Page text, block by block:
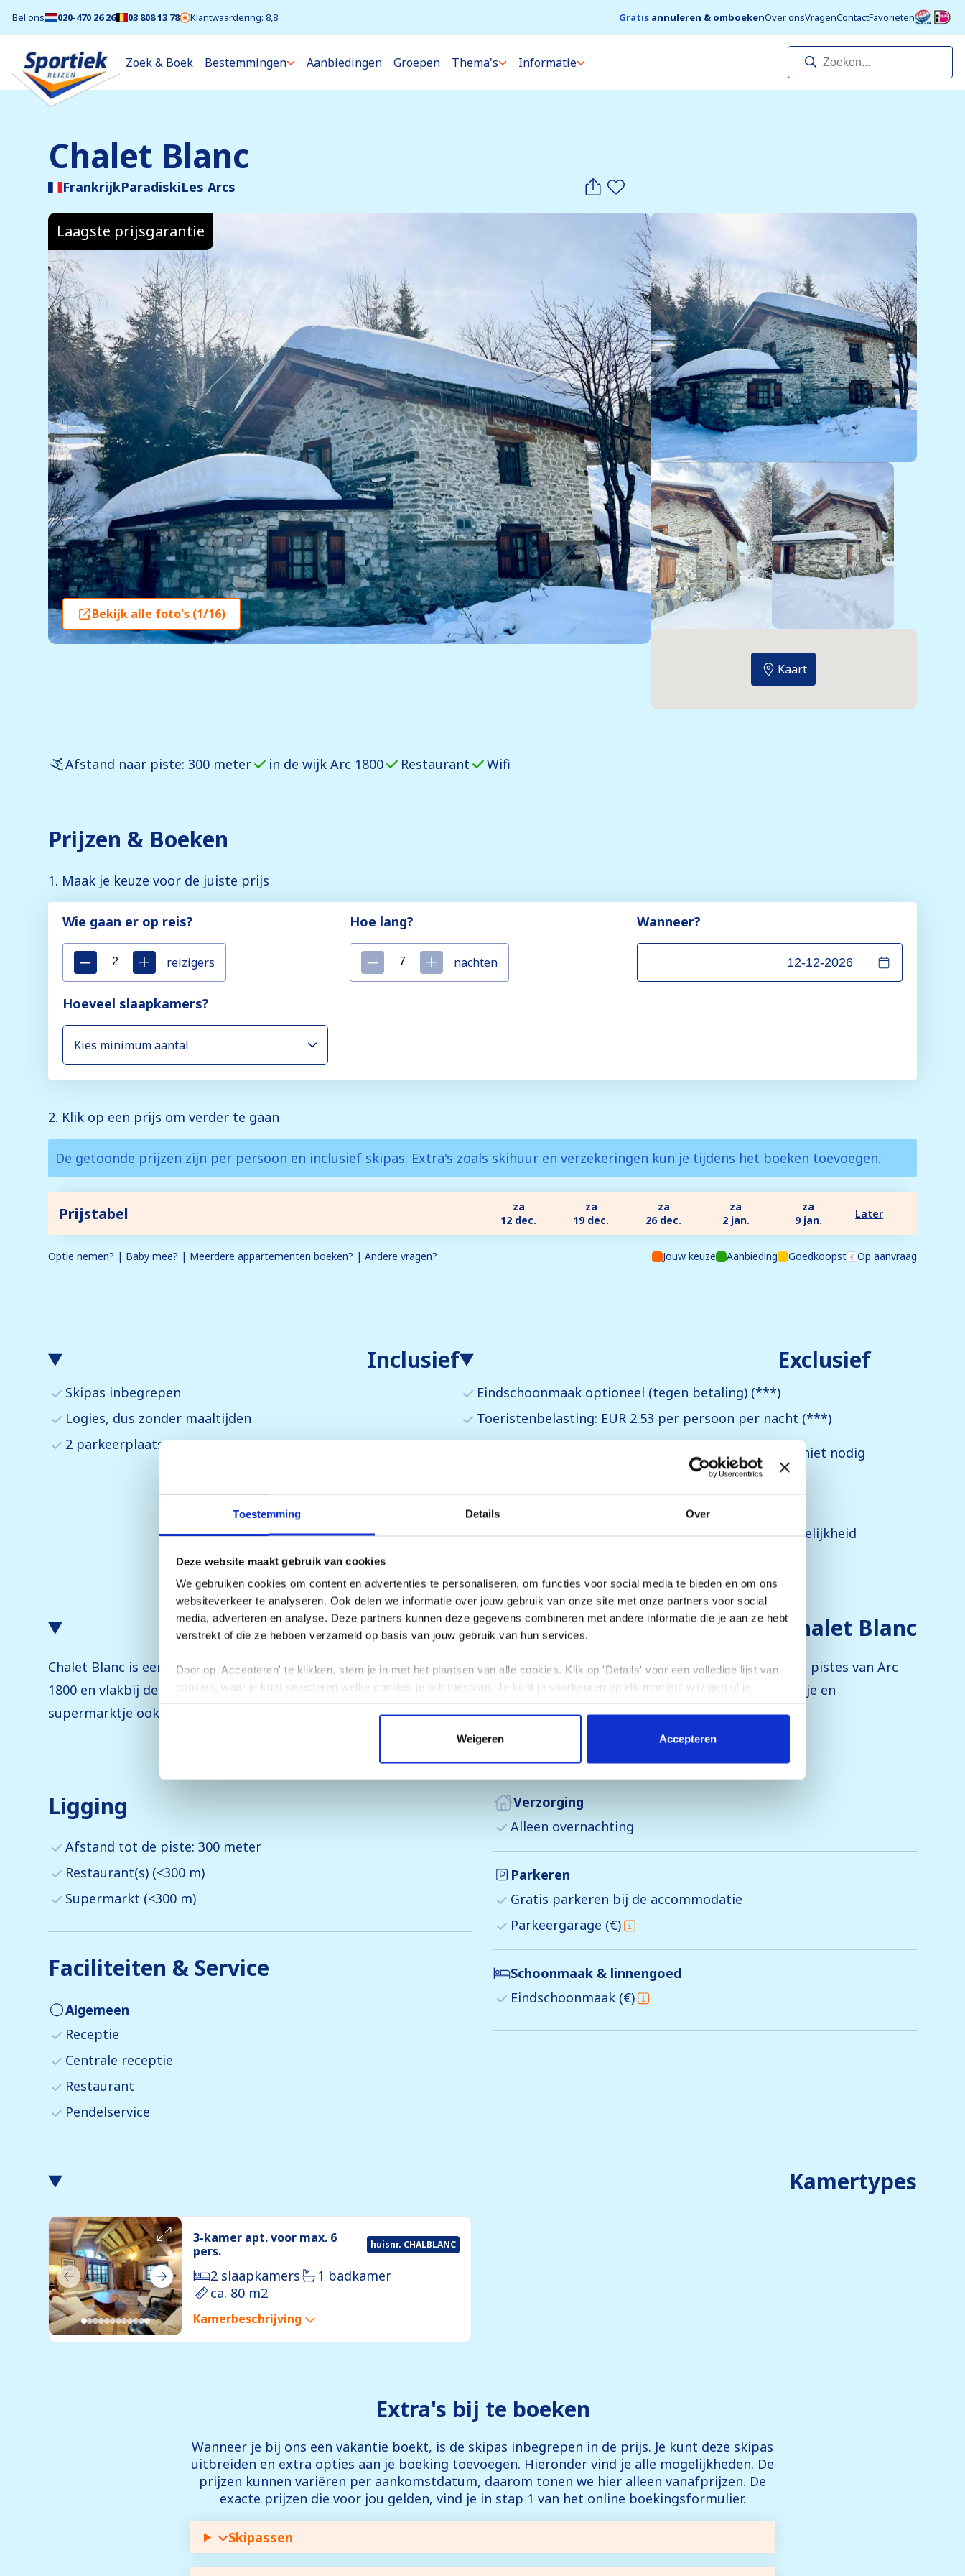
Toestemming Details Over
Deze website maakt gebruik van cookies
We gebruiken cookies om content en advertenties te personaliseren, om functies voor social media te bieden en om ons
websiteverkeer te analyseren. Ook delen we informatie over jouw gebruik van onze site met onze partners voor social
media, adverteren en analyse. Deze partners kunnen deze gegevens combineren met andere informatie die je aan ze hebt
verstrekt of die ze hebben verzameld op basis van jouw gebruik van hun services.
Door op 'Accepteren' te klikken, stem je in met het plaatsen van alle cookies. Klik op 'Details' voor een volledige lijst van
cookies, waar je kunt selecteren welke cookies je wilt toestaan. Je kunt je voorkeuren op elk moment wijzigen of je
Weigeren Accepteren
Bel ons 020-470 26 26 03 808 13 78 Klantwaardering: 8,8 Gratis annuleren & omboekenOver onsVragenContactFavorieten
Zoek & Boek Bestemmingen Aanbiedingen Groepen Thema's Informatie
Chalet Blanc
FrankrijkParadiskiLes Arcs
Laagste prijsgarantie
Bekijk alle foto's (1/16)
Kaart
Afstand naar piste: 300 meter in de wijk Arc 1800 Restaurant Wifi
Prijzen & Boeken
1. Maak je keuze voor de juiste prijs
Wie gaan er op reis?
reizigers
Hoe lang?
nachten
Wanneer?
Hoeveel slaapkamers?
2. Klik op een prijs om verder te gaan
De getoonde prijzen zijn per persoon en inclusief skipas. Extra's zoals skihuur en verzekeringen kun je tijdens het boeken toevoegen.
Prijstabel
za
12 dec.
za
19 dec.
za
26 dec.
za
2 jan.
za
9 jan.
Later
Optie nemen? | Baby mee? | Meerdere appartementen boeken? | Andere vragen? Jouw keuze Aanbieding Goedkoopst Op aanvraag
Inclusief
Skipas inbegrepen
Logies, dus zonder maaltijden
2 parkeerplaatsen
Exclusief
Eindschoonmaak optioneel (tegen betaling) (***)
Toeristenbelasting: EUR 2.53 per persoon per nacht (***)
(*) bestellen en betalen bij receptie, vooraf reserveren niet nodig
(**) vooraf reserveren, (betalen bij receptie)
De vermelde bedragen zijn indicatief en kunnen in werkelijkheid
Chalet Blanc
Chalet Blanc is een individueel chalet met veel karakter, op een typisch Savoyaardse manier gebouwd. Het ligt direct bij de pistes van Arc
1800 en vlakbij de winkeltjes en restaurantjes. Je bent binnen enkele minuten op de ski's, terwijl het dorp met zijn bakkertje en
supermarktje ook dichtbij is. Met de skibus kom je gemakkelijk...Uitgebreide beschrijving
Ligging
Afstand tot de piste: 300 meter
Restaurant(s) (<300 m)
Supermarkt (<300 m)
Faciliteiten & Service
Algemeen
Receptie
Centrale receptie
Restaurant
Pendelservice
Verzorging
Alleen overnachting
Parkeren
Gratis parkeren bij de accommodatie
Parkeergarage (€)
Schoonmaak & linnengoed
Eindschoonmaak (€)
Kamertypes
3-kamer apt. voor max. 6
pers.
huisnr. CHALBLANC
2 slaapkamers
1 badkamer
ca. 80 m2
Kamerbeschrijving
Extra's bij te boeken
Wanneer je bij ons een vakantie boekt, is de skipas inbegrepen in de prijs. Je kunt deze skipas
uitbreiden en extra opties aan je boeking toevoegen. Hieronder vind je alle mogelijkheden. De
prijzen kunnen variëren per aankomstdatum, daarom tonen we hier alleen vanafprijzen. De
exacte prijzen die voor jou gelden, vind je in stap 1 van het online boekingsformulier.
Skipassen